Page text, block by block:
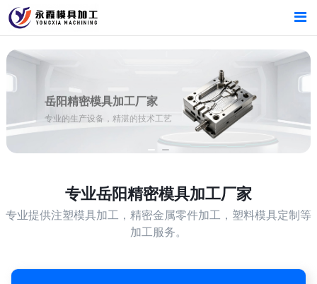
首页
产品中心
新闻中心
首页
产品中心
新闻中心
岳阳精密模具加工厂家
专业的生产设备，精湛的技术工艺
专业岳阳精密模具加工厂家
专业提供注塑模具加工，精密金属零件加工，塑料模具定制等
加工服务。